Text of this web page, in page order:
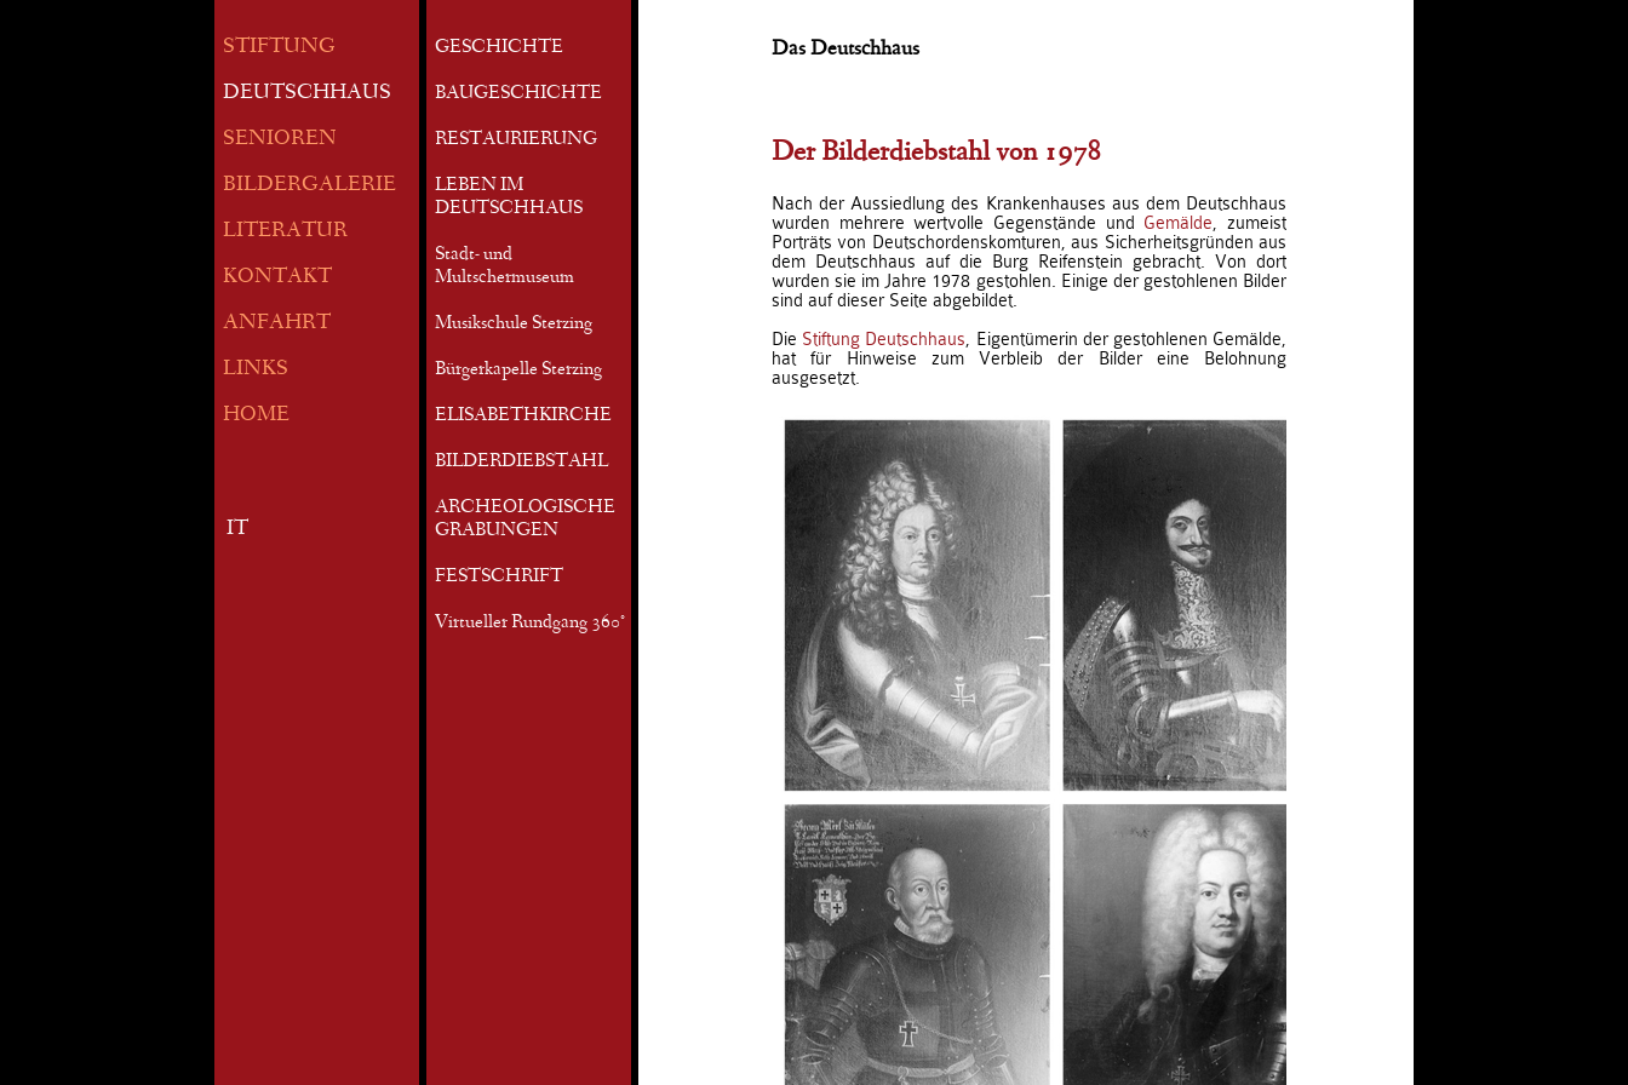
STIFTUNG
DEUTSCHHAUS
SENIOREN
BILDERGALERIE
LITERATUR
KONTAKT
ANFAHRT
LINKS
HOME
IT
GESCHICHTE
BAUGESCHICHTE
RESTAURIERUNG
LEBEN IM
DEUTSCHHAUS
Stadt- und
Multschermuseum
Musikschule Sterzing
Bürgerkapelle Sterzing
ELISABETHKIRCHE
BILDERDIEBSTAHL
ARCHEOLOGISCHE
GRABUNGEN
FESTSCHRIFT
Virtueller Rundgang 360°
Das Deutschhaus
Der Bilderdiebstahl von 1978
Nach der Aussiedlung des Krankenhauses aus dem Deutschhaus
wurden mehrere wertvolle Gegenstände und Gemälde, zumeist
Porträts von Deutschordenskomturen, aus Sicherheitsgründen aus
dem Deutschhaus auf die Burg Reifenstein gebracht. Von dort
wurden sie im Jahre 1978 gestohlen. Einige der gestohlenen Bilder
sind auf dieser Seite abgebildet.
Die Stiftung Deutschhaus, Eigentümerin der gestohlenen Gemälde,
hat für Hinweise zum Verbleib der Bilder eine Belohnung
ausgesetzt.